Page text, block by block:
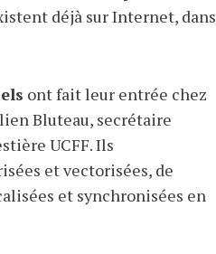
déjà sur Internet, dans
ont fait leur entrée chez
Bluteau, secrétaire
UCFF. Ils
et vectorisées, de
et synchronisées en